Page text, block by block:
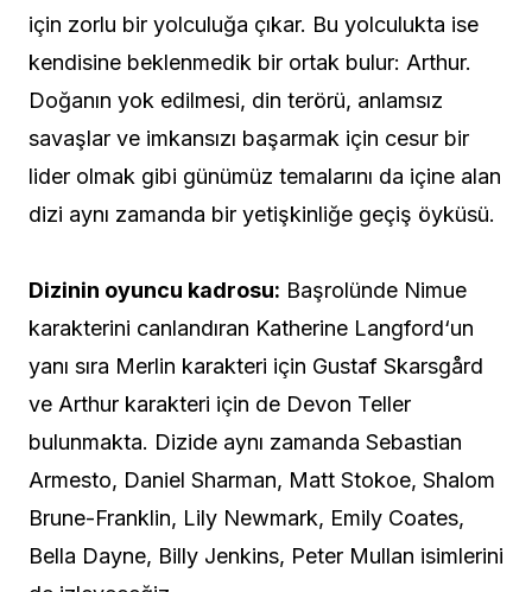
için zorlu bir yolculuğa çıkar. Bu yolculukta ise
kendisine beklenmedik bir ortak bulur: Arthur.
Doğanın yok edilmesi, din terörü, anlamsız
savaşlar ve imkansızı başarmak için cesur bir
lider olmak gibi günümüz temalarını da içine alan
dizi aynı zamanda bir yetişkinliğe geçiş öyküsü.
Dizinin oyuncu kadrosu: Başrolünde Nimue
karakterini canlandıran Katherine Langford‘un
yanı sıra Merlin karakteri için Gustaf Skarsgård
ve Arthur karakteri için de Devon Teller
bulunmakta. Dizide aynı zamanda Sebastian
Armesto, Daniel Sharman, Matt Stokoe, Shalom
Brune-Franklin, Lily Newmark, Emily Coates,
Bella Dayne, Billy Jenkins, Peter Mullan isimlerini